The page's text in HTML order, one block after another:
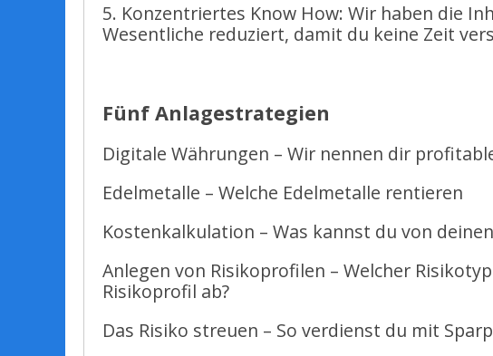
5. Konzentriertes Know How: Wir haben die
Wesentliche reduziert, damit du keine Zeit
Fünf Anlagestrategien
Digitale Währungen – Wir nennen dir
Edelmetalle – Welche Edelmetalle rentieren
Kostenkalkulation – Was kannst du von
Anlegen von Risikoprofilen – Welcher
Risikoprofil ab?
Das Risiko streuen – So verdienst du mit